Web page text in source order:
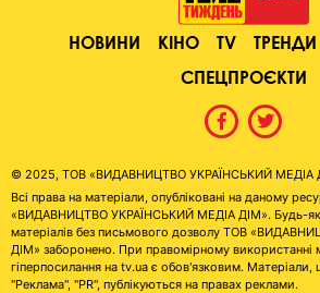
НОВИНИ КІНО TV ТРЕНДИ
СПЕЦПРОЄКТИ
© 2025, ТОВ «ВИДАВНИЦТВО УКРАЇНСЬКИЙ МЕДІА
Всі права на матеріали, опубліковані на даному
«ВИДАВНИЦТВО УКРАЇНСЬКИЙ МЕДІА ДІМ». Будь-
матеріалів без письмового дозволу ТОВ
ДІМ» заборонено. При правомірному використанні
гіперпосилання на tv.ua є обов'язковим. Матеріали,
"Реклама", "PR", публікуються на правах реклами.